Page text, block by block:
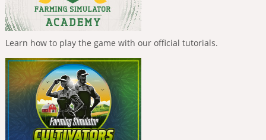
Learn how to play the game with our official tutorials.